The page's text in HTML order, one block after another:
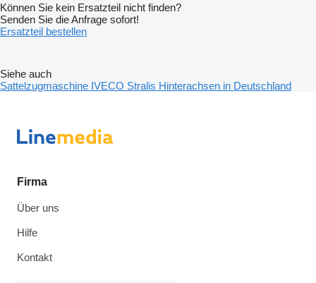
Können Sie kein Ersatzteil nicht finden?
Senden Sie die Anfrage sofort!
Ersatzteil bestellen
Siehe auch
Sattelzugmaschine IVECO Stralis Hinterachsen in Deutschland
Firma
Über uns
Hilfe
Kontakt